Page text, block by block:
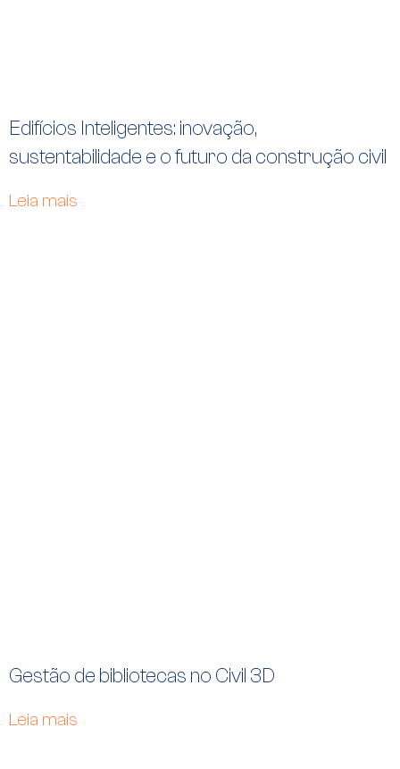
Edifícios Inteligentes: inovação,
sustentabilidade e o futuro da construção civil
Leia mais
Gestão de bibliotecas no Civil 3D
Leia mais